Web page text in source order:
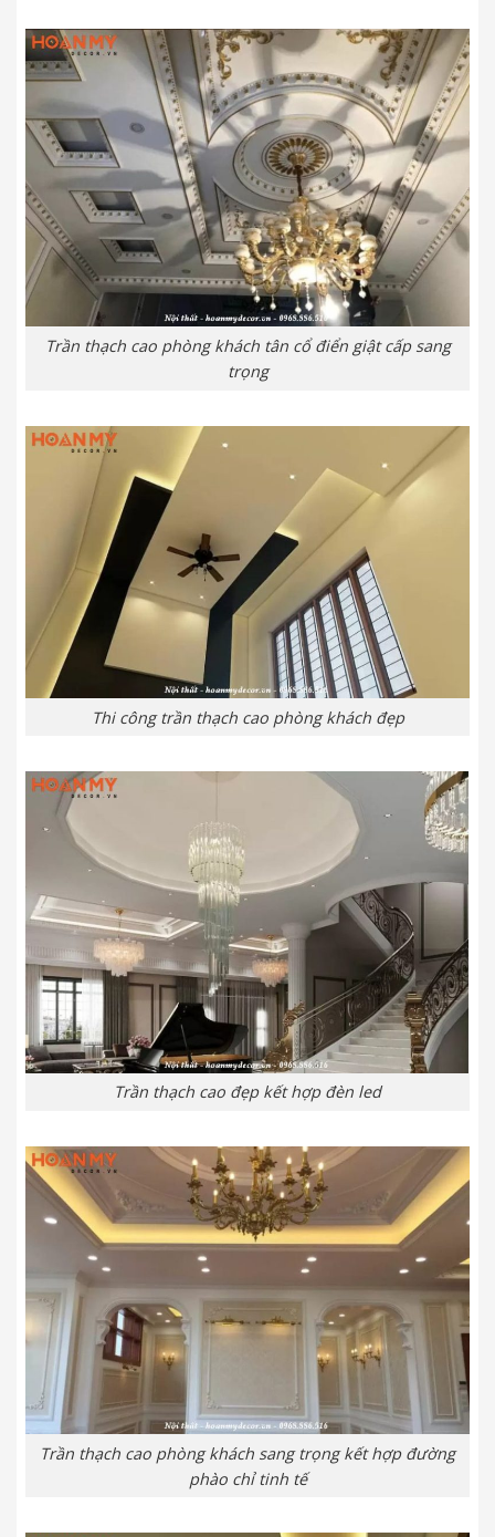
Trần thạch cao phòng khách tân cổ điển giật cấp sang
trọng
Thi công trần thạch cao phòng khách đẹp
Trần thạch cao đẹp kết hợp đèn led
Trần thạch cao phòng khách sang trọng kết hợp đường
phào chỉ tinh tế